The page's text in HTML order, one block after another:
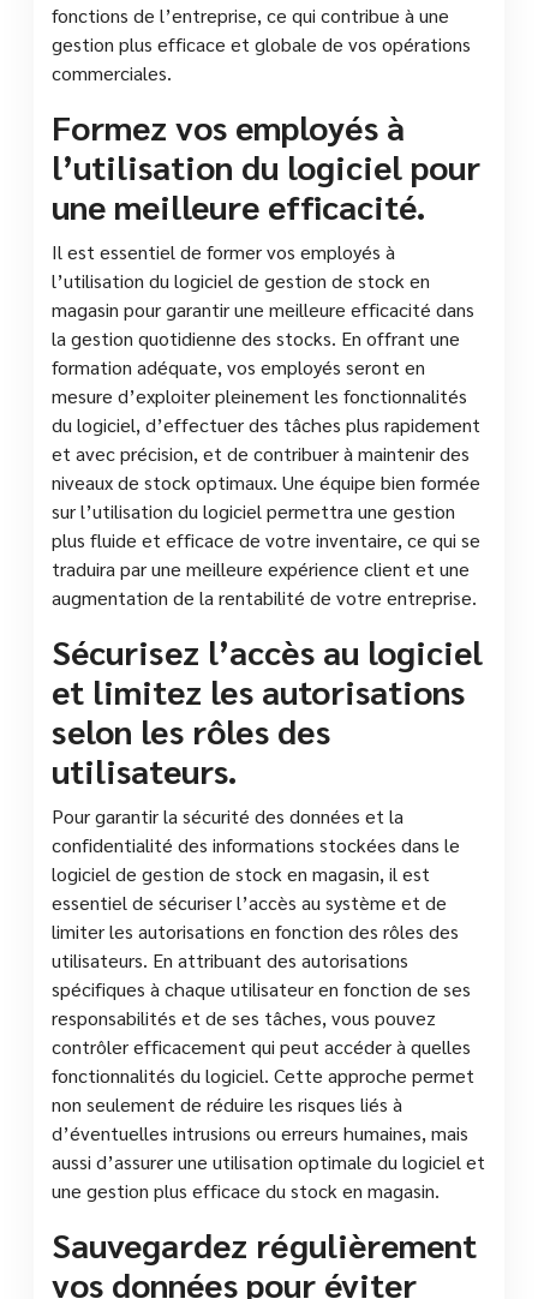
fonctions de l’entreprise, ce qui contribue à une
gestion plus efficace et globale de vos opérations
commerciales.
Formez vos employés à
l’utilisation du logiciel pour
une meilleure efficacité.
Il est essentiel de former vos employés à
l’utilisation du logiciel de gestion de stock en
magasin pour garantir une meilleure efficacité dans
la gestion quotidienne des stocks. En offrant une
formation adéquate, vos employés seront en
mesure d’exploiter pleinement les fonctionnalités
du logiciel, d’effectuer des tâches plus rapidement
et avec précision, et de contribuer à maintenir des
niveaux de stock optimaux. Une équipe bien formée
sur l’utilisation du logiciel permettra une gestion
plus fluide et efficace de votre inventaire, ce qui se
traduira par une meilleure expérience client et une
augmentation de la rentabilité de votre entreprise.
Sécurisez l’accès au logiciel
et limitez les autorisations
selon les rôles des
utilisateurs.
Pour garantir la sécurité des données et la
confidentialité des informations stockées dans le
logiciel de gestion de stock en magasin, il est
essentiel de sécuriser l’accès au système et de
limiter les autorisations en fonction des rôles des
utilisateurs. En attribuant des autorisations
spécifiques à chaque utilisateur en fonction de ses
responsabilités et de ses tâches, vous pouvez
contrôler efficacement qui peut accéder à quelles
fonctionnalités du logiciel. Cette approche permet
non seulement de réduire les risques liés à
d’éventuelles intrusions ou erreurs humaines, mais
aussi d’assurer une utilisation optimale du logiciel et
une gestion plus efficace du stock en magasin.
Sauvegardez régulièrement
vos données pour éviter